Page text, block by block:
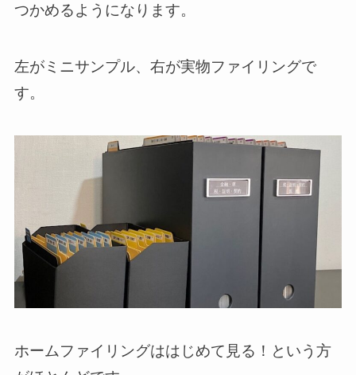
つかめるようになります。
左がミニサンプル、右が実物ファイリングで
す。
ホームファイリングははじめて見る！という方